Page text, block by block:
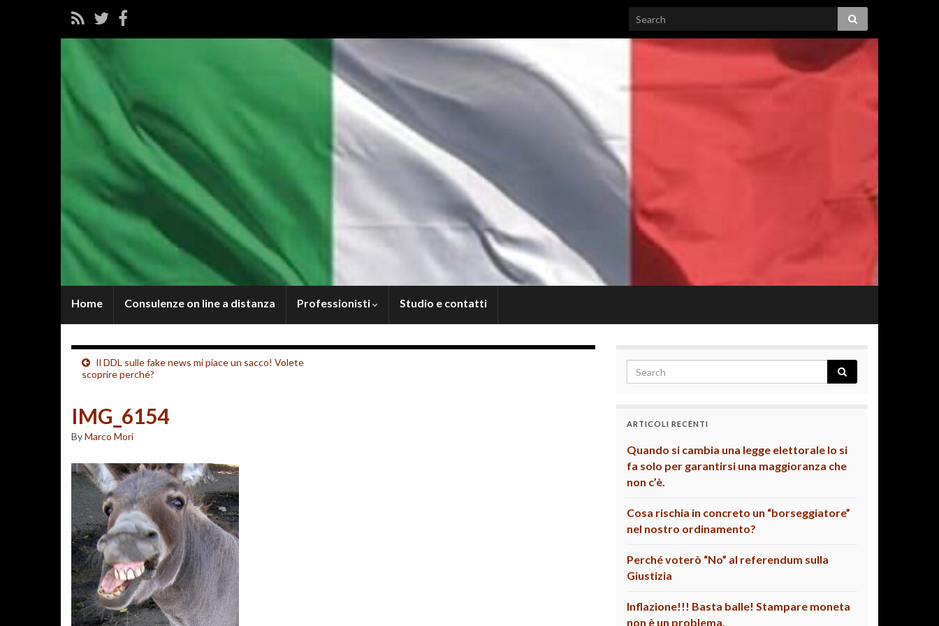
Home Consulenze on line a distanza Professionisti Studio e contatti
Il DDL sulle fake news mi piace un sacco! Volete
scoprire perché?
IMG_6154
ByMarco Mori
ARTICOLI RECENTI
Quando si cambia una legge elettorale lo si
fa solo per garantirsi una maggioranza che
non c’è.
Cosa rischia in concreto un “borseggiatore”
nel nostro ordinamento?
Perché voterò “No” al referendum sulla
Giustizia
Inflazione!!! Basta balle! Stampare moneta
non è un problema.